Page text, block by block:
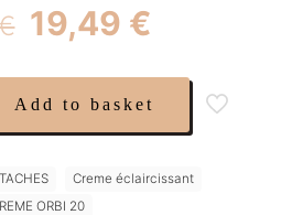
Original
price
was:
39,99 €.
19,49 €
is:
19,49 €.
Add to basket
Creme éclaircissant
ORBI 20